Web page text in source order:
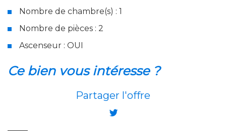
Nombre de chambre(s) : 1
Nombre de pièces : 2
Ascenseur : OUI
la ville de caen (14000)
ce bien vous intéresse ?
Partager l'offre